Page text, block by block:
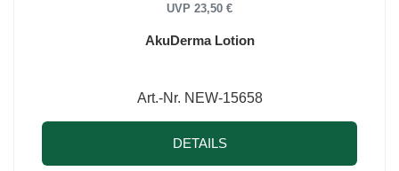
UVP 23,50 €
AkuDerma Lotion
Art.-Nr. NEW-15658
DETAILS